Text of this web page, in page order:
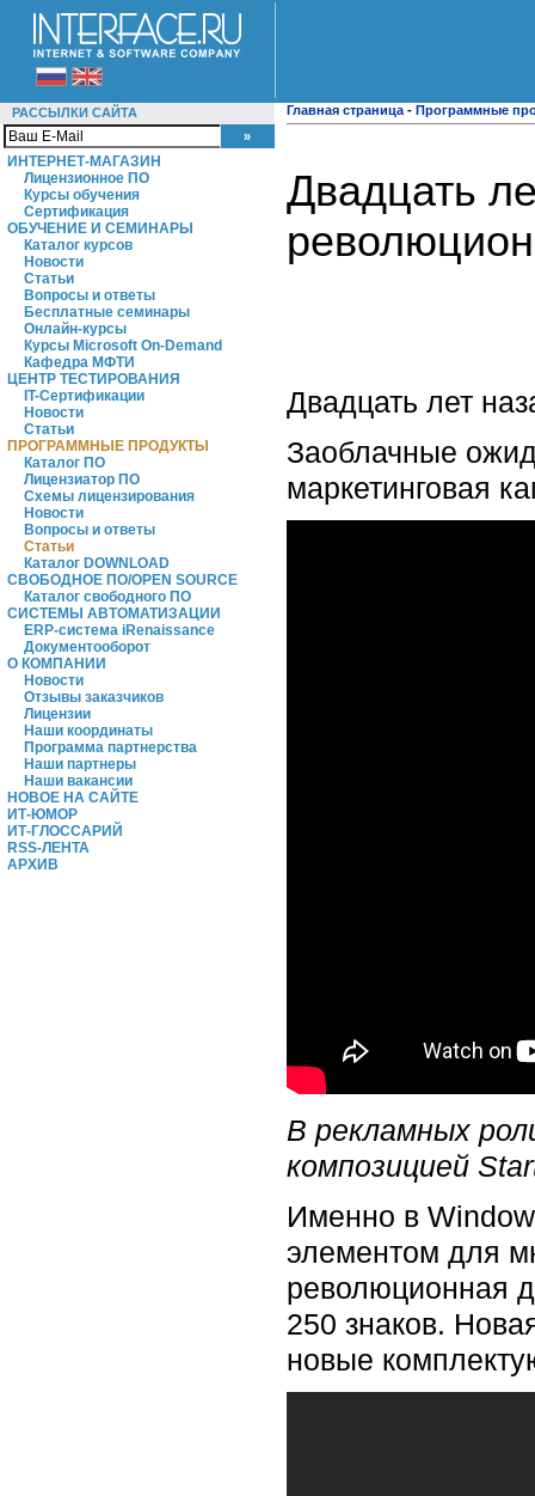
РАССЫЛКИ САЙТА
ИНТЕРНЕТ-МАГАЗИН
Лицензионное ПО
Курсы обучения
Сертификация
ОБУЧЕНИЕ И СЕМИНАРЫ
Каталог курсов
Новости
Статьи
Вопросы и ответы
Бесплатные семинары
Онлайн-курсы
Курсы Microsoft On-Demand
Кафедра МФТИ
ЦЕНТР ТЕСТИРОВАНИЯ
IT-Сертификации
Новости
Статьи
ПРОГРАММНЫЕ ПРОДУКТЫ
Каталог ПО
Лицензиатор ПО
Схемы лицензирования
Новости
Вопросы и ответы
Статьи
Каталог DOWNLOAD
СВОБОДНОЕ ПО/OPEN SOURCE
Каталог свободного ПО
СИСТЕМЫ АВТОМАТИЗАЦИИ
ERP-система iRenaissance
Документооборот
О КОМПАНИИ
Новости
Отзывы заказчиков
Лицензии
Наши координаты
Программа партнерства
Наши партнеры
Наши вакансии
НОВОЕ НА САЙТЕ
ИТ-ЮМОР
ИТ-ГЛОССАРИЙ
RSS-ЛЕНТА
АРХИВ
Главная страница - Программные
Двадцать
Двадцать лет
Заоблачные
маркетинговая
В рекламных
композицией
Именно в
элементом для
революционная
250 знаков.
новые